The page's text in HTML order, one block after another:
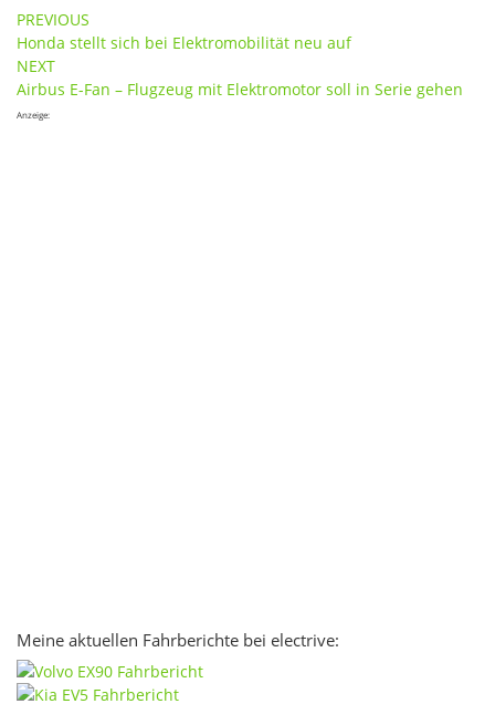
Post
navigation
PREVIOUS
Honda stellt sich bei Elektromobilität neu auf
NEXT
Airbus E-Fan – Flugzeug mit Elektromotor soll in Serie gehen
Anzeige:
Meine aktuellen Fahrberichte bei electrive: